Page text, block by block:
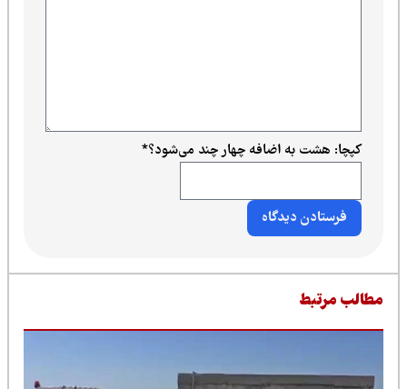
کپچا: هشت به اضافه چهار چند می‌شود؟*
مرتبط